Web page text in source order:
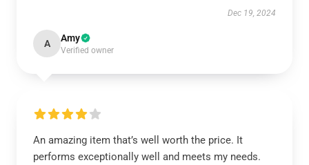
Dec 19, 2024
A Amy
Verified owner
An amazing item that’s well worth the price. It
performs exceptionally well and meets my needs.